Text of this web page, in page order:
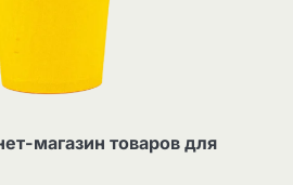
магазин товаров для